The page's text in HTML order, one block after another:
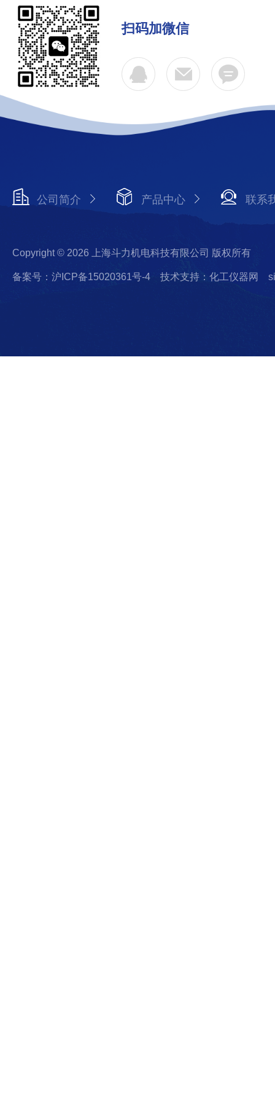
扫码加微信
公司简介 产品中心 联系
Copyright © 2026 上海斗力机电科技有限公司 版权所有
备案号：沪ICP备15020361号-4 技术支持：化工仪器网